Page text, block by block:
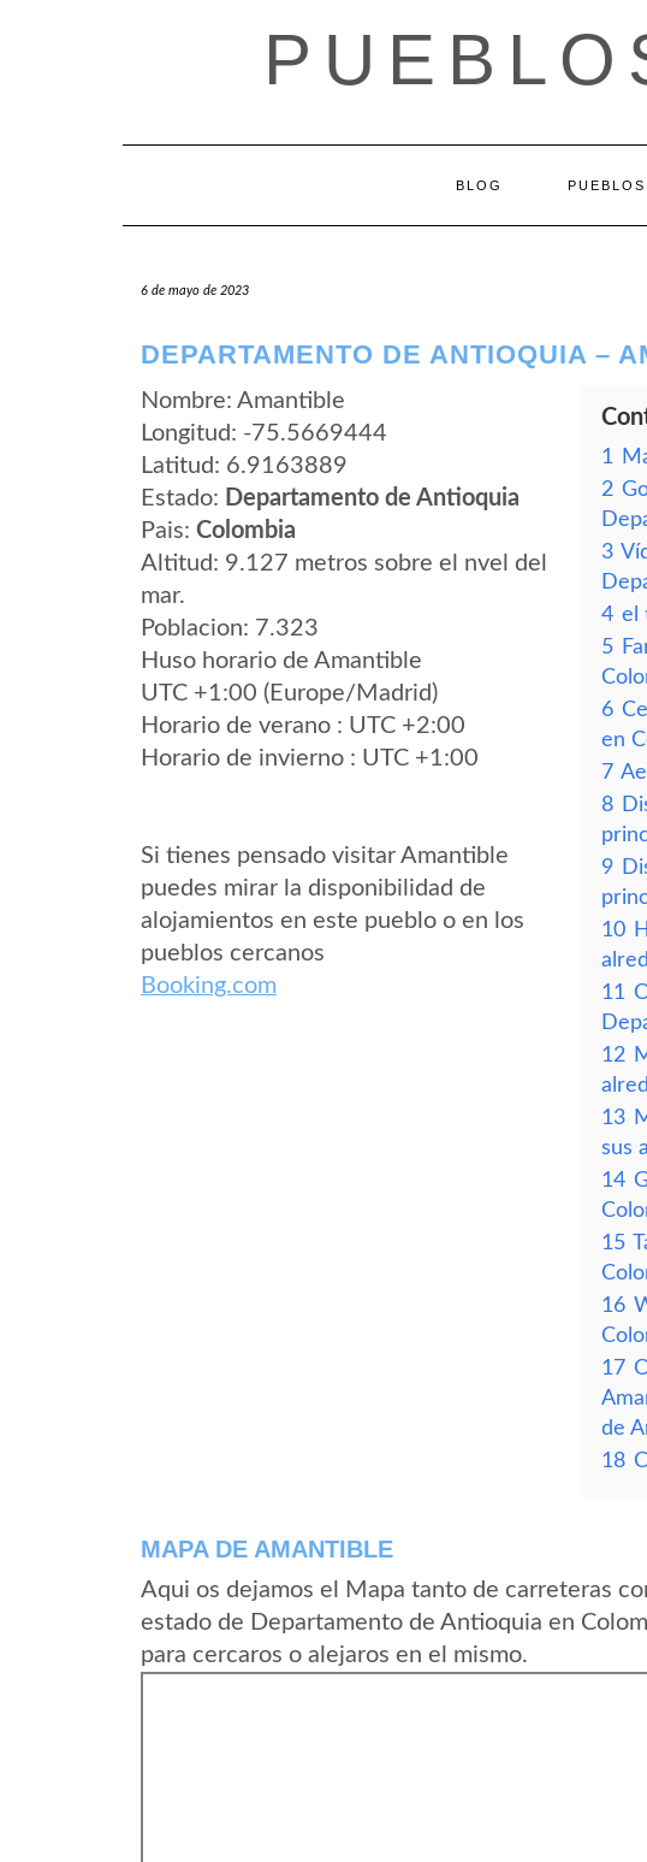
BLOG
6 de mayo de 2023
DEPARTAMENTO DE ANTIOQUIA –
Nombre: Amantible
Longitud: -75.5669444
Latitud: 6.9163889
Estado: Departamento de Antioquia
Pais: Colombia
Altitud: 9.127 metros sobre el nvel del
mar.
Poblacion: 7.323
Huso horario de Amantible
UTC +1:00 (Europe/Madrid)
Horario de verano : UTC +2:00
Horario de invierno : UTC +1:00
Si tienes pensado visitar Amantible
puedes mirar la disponibilidad de
alojamientos en este pueblo o en los
pueblos cercanos
Booking.com
1
2
3
4 el
5
6
en
7
8
9
10
11
12
13
sus
14
15
16
17
de
18
MAPA DE AMANTIBLE
Aqui os dejamos el Mapa tanto de carreteras
estado de Departamento de Antioquia en
para cercaros o alejaros en el mismo.